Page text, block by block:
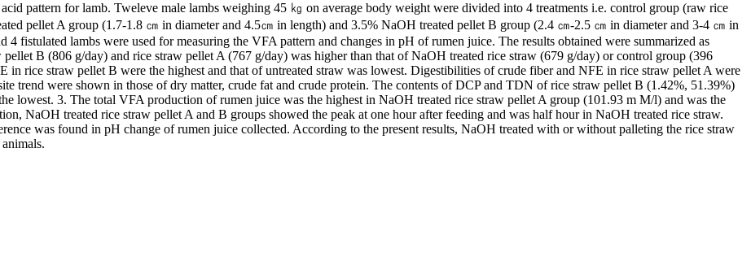
pattern for lamb. Tweleve male lambs weighing 45 ㎏ on average body weight were divided into 4 treatments i.e. control group (raw rice
pellet A group (1.7-1.8 ㎝ in diameter and 4.5㎝ in length) and 3.5% NaOH treated pellet B group (2.4 ㎝-2.5 ㎝ in diameter and 3-4 ㎝ in
fistulated lambs were used for measuring the VFA pattern and changes in pH of rumen juice. The results obtained were summarized as
B (806 g/day) and rice straw pellet A (767 g/day) was higher than that of NaOH treated rice straw (679 g/day) or control group (396
rice straw pellet B were the highest and that of untreated straw was lowest. Digestibilities of crude fiber and NFE in rice straw pellet A were
trend were shown in those of dry matter, crude fat and crude protein. The contents of DCP and TDN of rice straw pellet B (1.42%, 51.39%)
lowest. 3. The total VFA production of rumen juice was the highest in NaOH treated rice straw pellet A group (101.93 m M/l) and was the
NaOH treated rice straw pellet A and B groups showed the peak at one hour after feeding and was half hour in NaOH treated rice straw.
was found in pH change of rumen juice collected. According to the present results, NaOH treated with or without palleting the rice straw